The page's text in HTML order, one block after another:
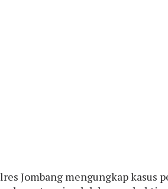
Jombang mengungkap kasus